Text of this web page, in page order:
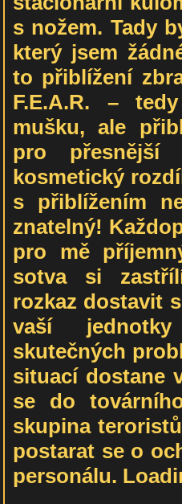
s nožem. Tady
který jsem
to přiblížení
F.E.A.R. –
mušku, ale
pro
kosmetický
s přiblížením
znatelný!
pro mě
sotva si
rozkaz dostavit
vaší
skutečných
situací dostane
se do
skupina
postarat se o
personálu.